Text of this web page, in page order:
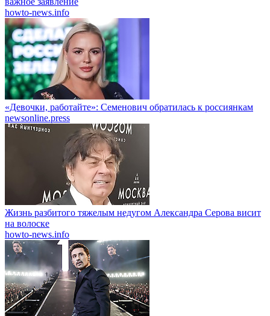
howto-news.info
«Девочки, работайте»: Семенович обратилась к россиянкам
newsonline.press
Жизнь разбитого тяжелым недугом Александра Серова висит
на волоске
howto-news.info